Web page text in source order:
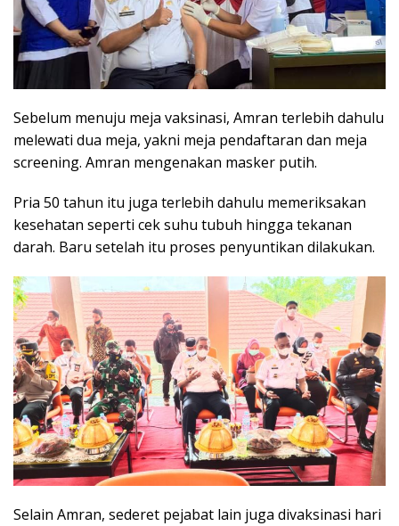
Sebelum menuju meja vaksinasi, Amran terlebih dahulu
melewati dua meja, yakni meja pendaftaran dan meja
screening. Amran mengenakan masker putih.
Pria 50 tahun itu juga terlebih dahulu memeriksakan
kesehatan seperti cek suhu tubuh hingga tekanan
darah. Baru setelah itu proses penyuntikan dilakukan.
Selain Amran, sederet pejabat lain juga divaksinasi hari